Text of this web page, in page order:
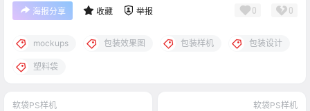
海报分享 收藏 举报 0 0
mockups 包装效果图 包装样机 包装设计
塑料袋
软袋PS样机 软袋PS样机